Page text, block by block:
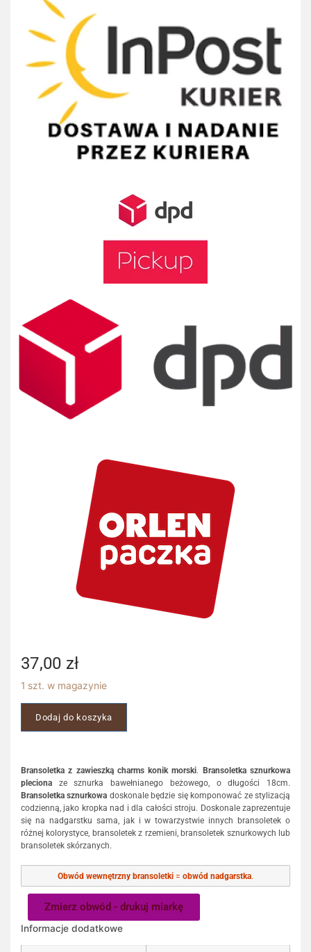
37,00 zł
1 szt. w magazynie
Dodaj do koszyka
Bransoletka z zawieszką charms konik morski. Bransoletka sznurkowa
pleciona ze sznurka bawełnianego beżowego, o długości 18cm.
Bransoletka sznurkowa doskonale będzie się komponować ze stylizacją
codzienną, jako kropka nad i dla całości stroju. Doskonale zaprezentuje
się na nadgarstku sama, jak i w towarzystwie innych bransoletek o
różnej kolorystyce, bransoletek z rzemieni, bransoletek sznurkowych lub
bransoletek skórzanych.
Obwód wewnętrzny bransoletki = obwód nadgarstka.
Zmierz obwód - drukuj miarkę
Informacje dodatkowe